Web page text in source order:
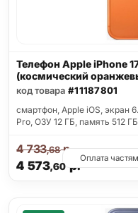
Телефон Apple iPhone
(космический
код товара #11187801
смартфон, Apple iOS, экран
Pro, ОЗУ 12 ГБ, память 512
4 573,60 р.
4 733,68р.
Оплата